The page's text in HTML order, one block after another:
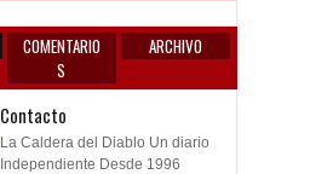
COMENTARIO
S
ARCHIVO
Contacto
La Caldera del Diablo Un diario
Independiente Desde 1996